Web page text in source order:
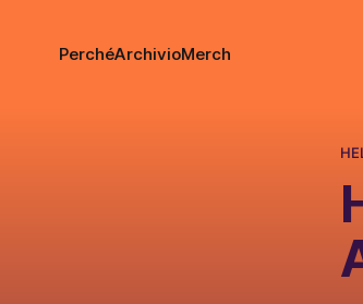
PerchéArchivioMerch